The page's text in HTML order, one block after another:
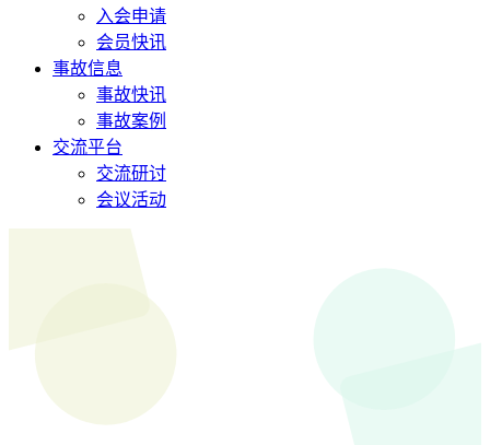
入会申请
会员快讯
事故信息
事故快讯
事故案例
交流平台
交流研讨
会议活动